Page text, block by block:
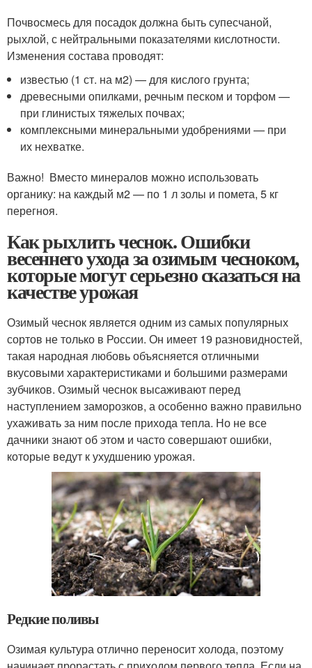
Почвосмесь для посадок должна быть супесчаной,
рыхлой, с нейтральными показателями кислотности.
Изменения состава проводят:
известью (1 ст. на м2) — для кислого грунта;
древесными опилками, речным песком и торфом —
при глинистых тяжелых почвах;
комплексными минеральными удобрениями — при
их нехватке.
Важно! Вместо минералов можно использовать
органику: на каждый м2— по 1 л золы и помета, 5 кг
перегноя.
Как рыхлить чеснок. Ошибки
весеннего ухода за озимым чесноком,
которые могут серьезно сказаться на
качестве урожая
Озимый чеснок является одним из самых популярных
сортов не только в России. Он имеет 19 разновидностей,
такая народная любовь объясняется отличными
вкусовыми характеристиками и большими размерами
зубчиков. Озимый чеснок высаживают перед
наступлением заморозков, а особенно важно правильно
ухаживать за ним после прихода тепла. Но не все
дачники знают об этом и часто совершают ошибки,
которые ведут к ухудшению урожая.
Редкие поливы
Озимая культура отлично переносит холода, поэтому